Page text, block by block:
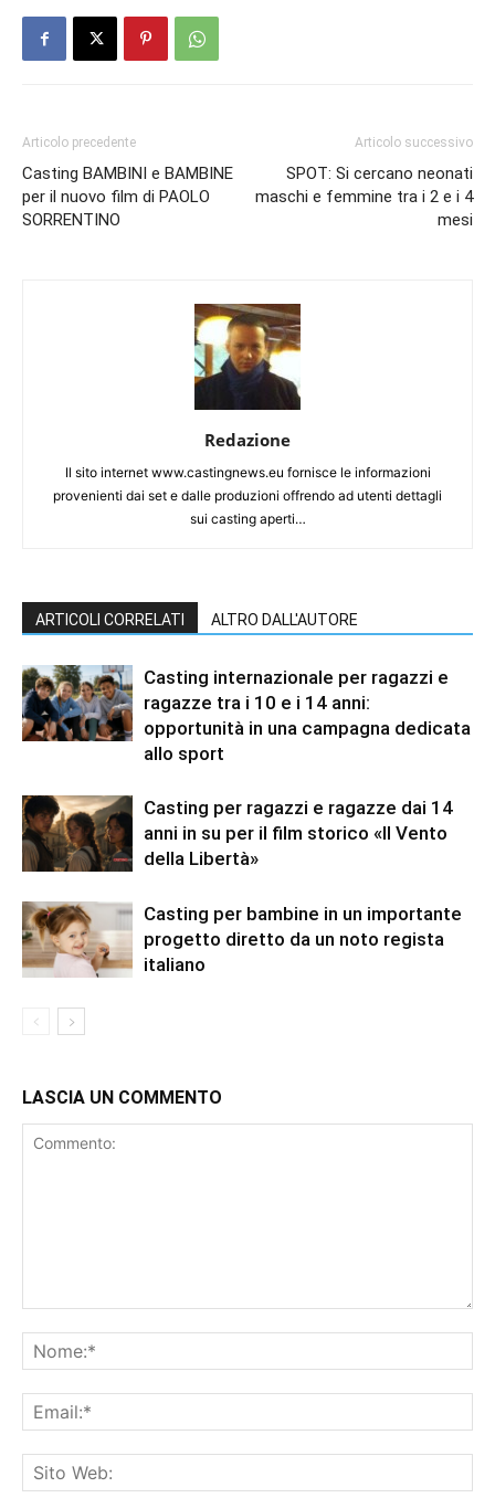
Articolo precedente
Casting BAMBINI e BAMBINE
per il nuovo film di PAOLO
SORRENTINO
Articolo successivo
SPOT: Si cercano neonati
maschi e femmine tra i 2 e i 4
mesi
Redazione
Il sito internet www.castingnews.eu fornisce le informazioni
provenienti dai set e dalle produzioni offrendo ad utenti dettagli
sui casting aperti…
ARTICOLI CORRELATI ALTRO DALL'AUTORE
Casting internazionale per ragazzi e
ragazze tra i 10 e i 14 anni:
opportunità in una campagna dedicata
allo sport
Casting per ragazzi e ragazze dai 14
anni in su per il film storico «Il Vento
della Libertà»
Casting per bambine in un importante
progetto diretto da un noto regista
italiano
LASCIA UN COMMENTO